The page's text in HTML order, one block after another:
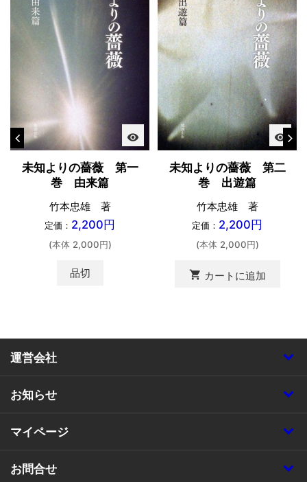
visibility
未知よりの薔薇 第一
巻 由来篇
竹本忠雄 著
定価： 2,200円
(本体 2,000円)
品切
visibility
未知よりの薔薇 第二
巻 出遊篇
竹本忠雄 著
定価： 2,200円
(本体 2,000円)
shopping_cart カートに追加
運営会社
お知らせ
マイページ
お問合せ